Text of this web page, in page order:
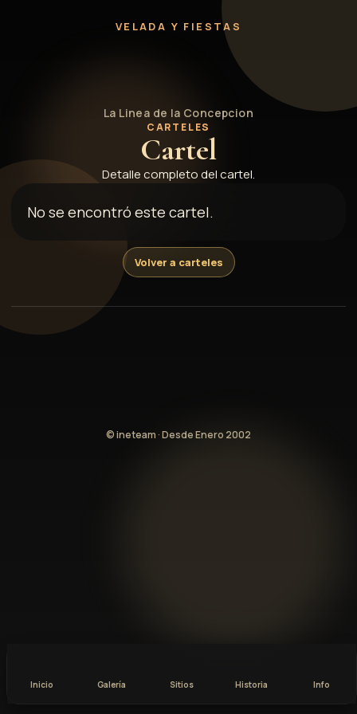
VELADA Y FIESTAS
La Linea de la Concepcion
CARTELES
Cartel
Detalle completo del cartel.
No se encontró este cartel.
Volver a carteles
© ineteam · Desde Enero 2002
Inicio Galería Sitios Historia Info